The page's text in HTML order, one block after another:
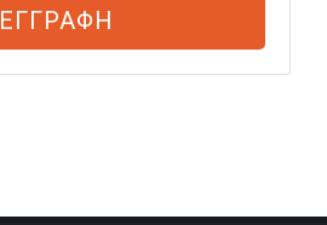
ΕΓΓΡΑΦΗ